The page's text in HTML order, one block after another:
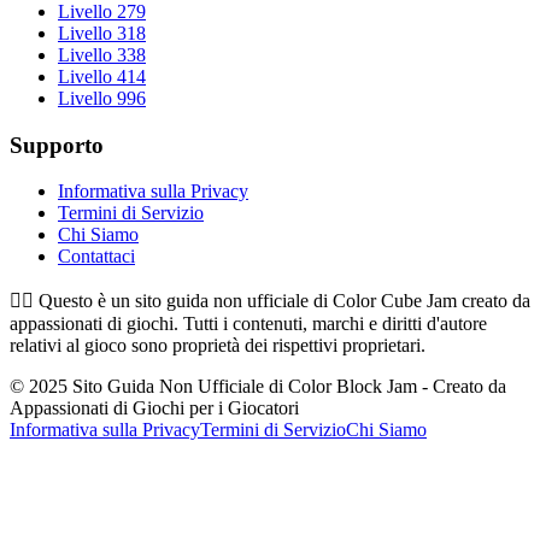
Livello 279
Livello 318
Livello 338
Livello 414
Livello 996
Supporto
Informativa sulla Privacy
Termini di Servizio
Chi Siamo
Contattaci
👉🏻 Questo è un sito guida non ufficiale di Color Cube Jam creato da
appassionati di giochi. Tutti i contenuti, marchi e diritti d'autore
relativi al gioco sono proprietà dei rispettivi proprietari.
© 2025 Sito Guida Non Ufficiale di Color Block Jam - Creato da
Appassionati di Giochi per i Giocatori
Informativa sulla PrivacyTermini di ServizioChi Siamo